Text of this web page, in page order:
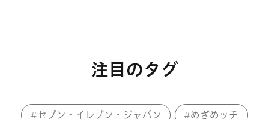
注目のタグ
セブン‐イレブン・ジャパン めざめッチ